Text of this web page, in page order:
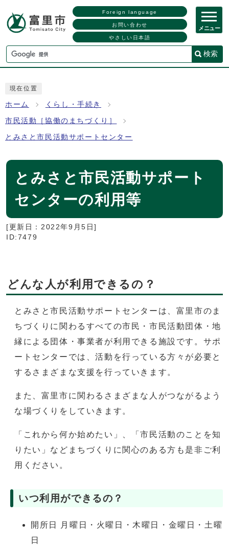
Foreign language
お問い合わせ
やさしい日本語
検索
メニュー
現在位置
ホーム くらし・手続き
市民活動［協働のまちづくり］
とみさと市民活動サポートセンター
とみさと市民活動サポート
センターの利用等
[更新日： 2022年9月5日]
ID:7479
どんな人が利用できるの？
とみさと市民活動サポートセンターは、富里市のま
ちづくりに関わるすべての市民・市民活動団体・地
縁による団体・事業者が利用できる施設です。サポ
ートセンターでは、活動を行っている方々が必要と
するさまざまな支援を行っていきます。
また、富里市に関わるさまざまな人がつながるよう
な場づくりをしていきます。
「これから何か始めたい」、「市民活動のことを知
りたい」などまちづくりに関心のある方も是非ご利
用ください。
いつ利用ができるの？
開所日 月曜日・火曜日・木曜日・金曜日・土曜
日